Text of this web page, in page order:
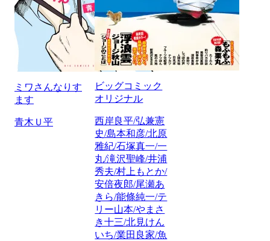
ミワさんなりす
ます
青木Ｕ平
ビッグコミック
オリジナル
西岸良平/弘兼憲
史/島本和彦/北原
雅紀/石塚真一/一
丸/滝沢聖峰/井浦
秀夫/村上もとか/
安倍夜郎/尾瀬あ
きら/能條純一/テ
リー山本/やまさ
き十三/北見けん
いち/業田良家/魚